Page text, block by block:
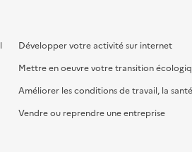
Développer votre activité sur internet
Mettre en oeuvre votre transition
Améliorer les conditions de travail, la
Vendre ou reprendre une entreprise